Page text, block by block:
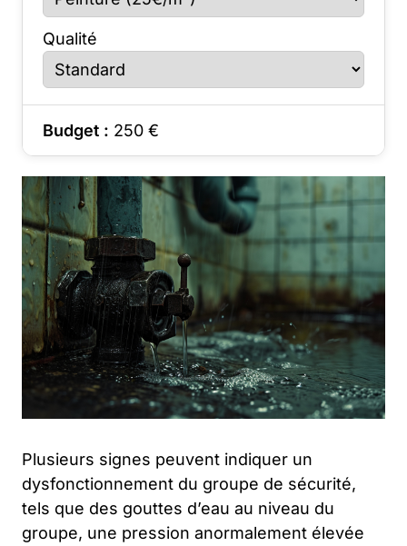
Qualité
Budget : 250 €
Plusieurs signes peuvent indiquer un
dysfonctionnement du groupe de sécurité,
tels que des gouttes d’eau au niveau du
groupe, une pression anormalement élevée